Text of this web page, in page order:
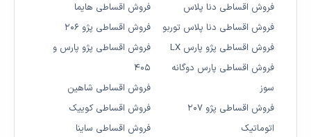
فروش اقساطی دنا پلاس
فروش اقساطی دنا پلاس توربو
فروش اقساطی پژو پارس LX
فروش اقساطی پارس دوگانه
سوز
فروش اقساطی پژو ۲۰۷
اتوماتیک
فروش اقساطی هایما
فروش اقساطی پژو ۲۰۶
فروش اقساطی پژو پارس و
۴۰۵
فروش اقساطی شاهین
فروش اقساطی کوییک
فروش اقساطی ساینا